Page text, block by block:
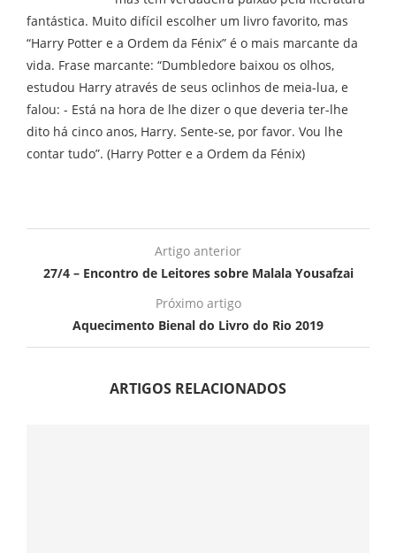
fantástica. Muito difícil escolher um livro favorito, mas
“Harry Potter e a Ordem da Fénix” é o mais marcante da
vida. Frase marcante: “Dumbledore baixou os olhos,
estudou Harry através de seus oclinhos de meia-lua, e
falou: - Está na hora de lhe dizer o que deveria ter-lhe
dito há cinco anos, Harry. Sente-se, por favor. Vou lhe
contar tudo”. (Harry Potter e a Ordem da Fénix)
Artigo anterior
27/4 – Encontro de Leitores sobre Malala Yousafzai
Próximo artigo
Aquecimento Bienal do Livro do Rio 2019
ARTIGOS RELACIONADOS